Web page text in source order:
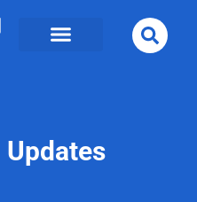
Updates